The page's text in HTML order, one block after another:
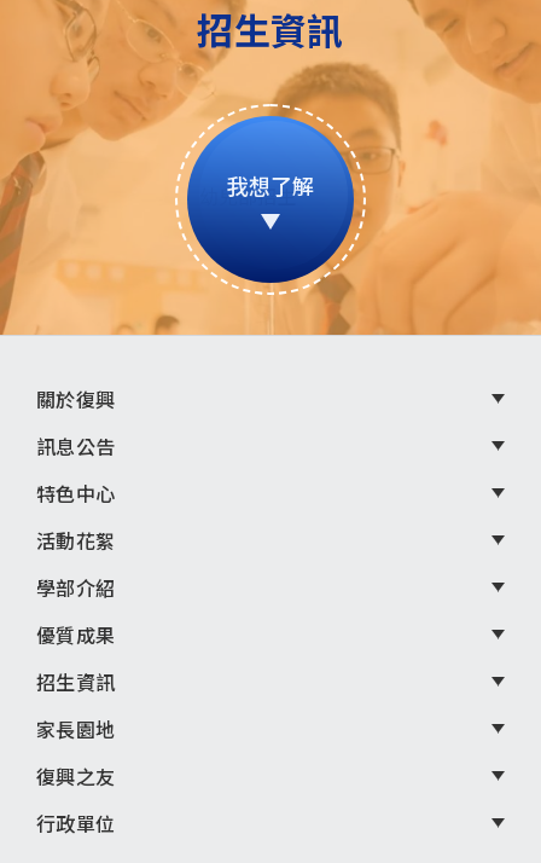
招生資訊
我想了解
頁
尾
選
單
關於復興
訊息公告
特色中心
活動花絮
學部介紹
優質成果
招生資訊
家長園地
復興之友
行政單位